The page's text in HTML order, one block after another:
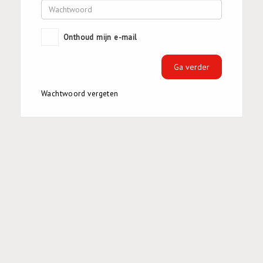
Onthoud mijn e-mail
Wachtwoord vergeten